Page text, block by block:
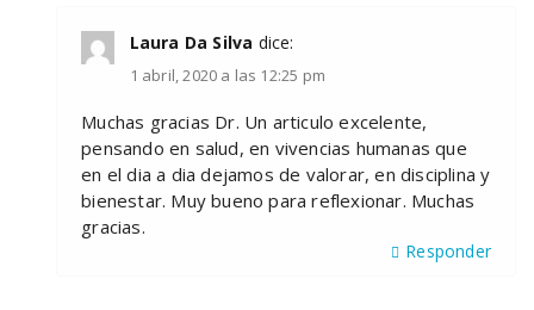
Laura Da Silva dice:
1 abril, 2020 a las 12:25 pm
Muchas gracias Dr. Un articulo excelente,
pensando en salud, en vivencias humanas que
en el dia a dia dejamos de valorar, en disciplina y
bienestar. Muy bueno para reflexionar. Muchas
gracias.
Responder